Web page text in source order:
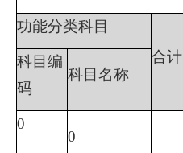
功能分类科目
合计
科目编
码
科目名称
0
0